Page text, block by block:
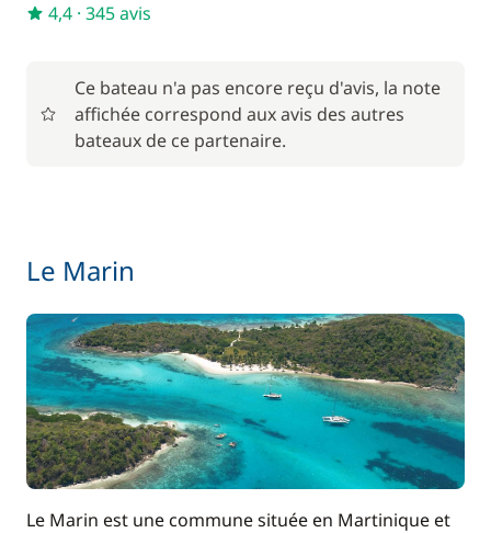
Paddle
Rachat de Franchise 55,00 €
4,4 · 345 avis
Ce bateau n'a pas encore reçu d'avis, la note
affichée correspond aux avis des autres
bateaux de ce partenaire.
Le Marin
Le Marin est une commune située en Martinique et